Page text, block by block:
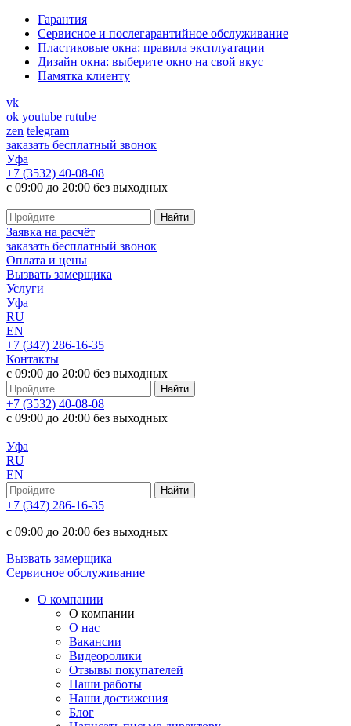
Гарантия
Cервисное и послегарантийное обслуживание
Пластиковые окна: правила эксплуатации
Дизайн окна: выберите окно на свой вкус
Памятка клиенту
vk
ok youtube rutube
zen telegram
заказать бесплатный звонок
Уфа
+7 (3532) 40-08-08
с 09:00 до 20:00 без выходных
Заявка на расчёт
заказать бесплатный звонок
Оплата и цены
Вызвать замерщика
Услуги
Уфа
RU
EN
+7 (347) 286-16-35
Контакты
с 09:00 до 20:00 без выходных
+7 (3532) 40-08-08
с 09:00 до 20:00 без выходных
Уфа
RU
EN
+7 (347) 286-16-35
с 09:00 до 20:00 без выходных
Вызвать замерщика
Сервисное обслуживание
О компании
О компании
О нас
Вакансии
Видеоролики
Отзывы покупателей
Наши работы
Наши достижения
Блог